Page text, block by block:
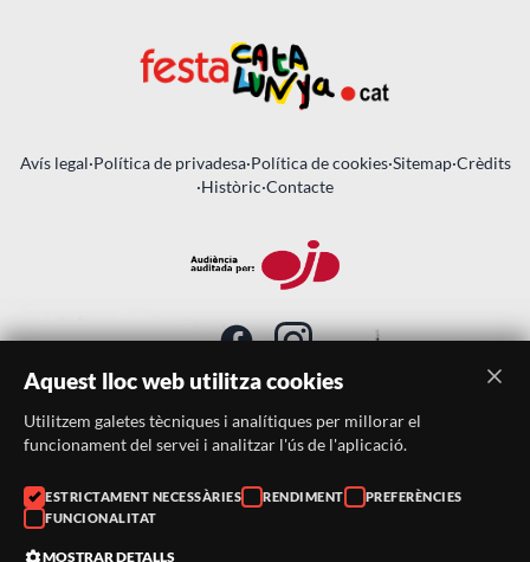
Avís legal·Política de privadesa·Política de cookies·Sitemap·Crèdits
·Històric·Contacte
SUBSCRIU-TE AL BUTLLETÍ
Telèfon:
938046359
Correu:
Aquest lloc web utilitza cookies
Utilitzem galetes tècniques i analítiques per millorar el
funcionament del servei i analitzar l'ús de l'aplicació.
ESTRICTAMENT NECESSÀRIES RENDIMENT
PREFERÈNCIES
FUNCIONALITAT
MOSTRAR DETALLS